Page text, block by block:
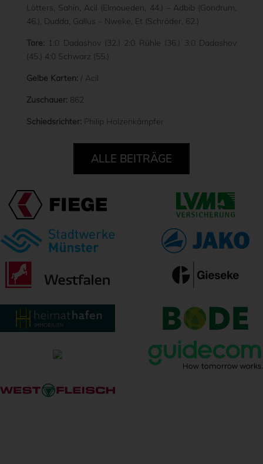
Lötters, Sahin, Acil (Elmoueden, 44.) – Adbib (Gondrum,
46.), Dudda, Gallus – Nweke, Et (Schröder, 62.)
Tore:1:0 Dadashov (32.) 2:0 Rühle (36.) 3:0 Dadashov
(45.) 4:0 Schwarz (55.)
Gelbe Karten:/ Acil
Zuschauer:862
Schiedsrichter:Philip Holzenkämpfer
ALLE BEITRÄGE